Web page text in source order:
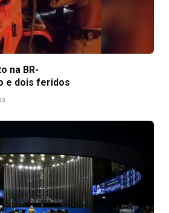
na BR-
e dois feridos